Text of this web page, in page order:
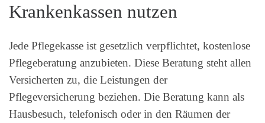
Krankenkassen nutzen
Jede Pflegekasse ist gesetzlich verpflichtet, kostenlose
Pflegeberatung anzubieten. Diese Beratung steht allen
Versicherten zu, die Leistungen der
Pflegeversicherung beziehen. Die Beratung kann als
Hausbesuch, telefonisch oder in den Räumen der